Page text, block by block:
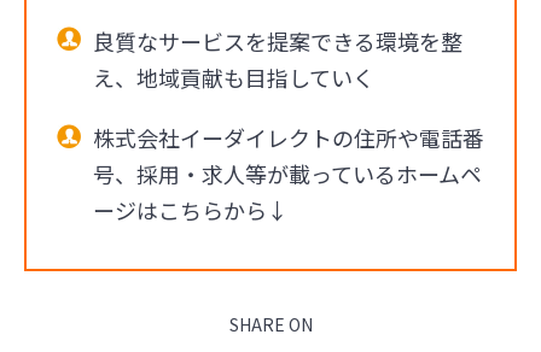
良質なサービスを提案できる環境を整
え、地域貢献も目指していく
株式会社イーダイレクトの住所や電話番
号、採用・求人等が載っているホームペ
ージはこちらから↓
SHARE ON